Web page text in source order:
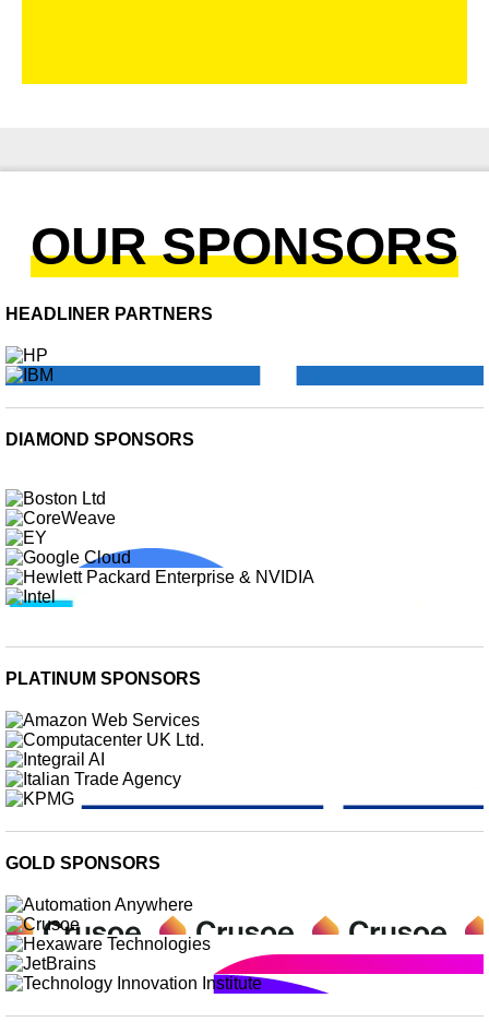
OUR SPONSORS
HEADLINER PARTNERS
DIAMOND SPONSORS
PLATINUM SPONSORS
GOLD SPONSORS